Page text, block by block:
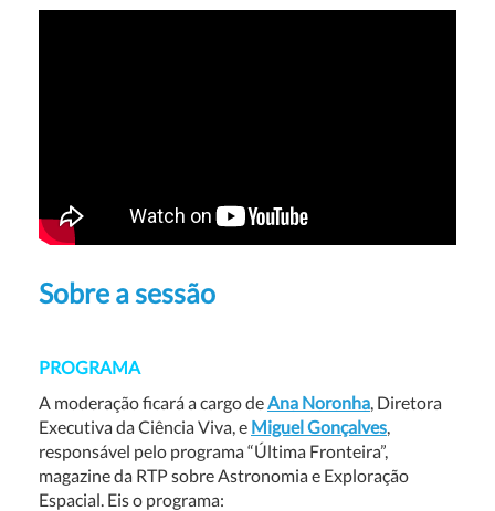
Sobre a sessão
PROGRAMA
A moderação ficará a cargo de Ana Noronha , Diretora
Executiva da Ciência Viva, e Miguel Gonçalves
responsável pelo programa “Última Fronteira”,
magazine da RTP sobre Astronomia e Exploração
Espacial. Eis o programa: